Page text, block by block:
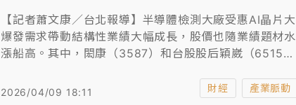
【記者蕭文康／台北報導】半導體檢測大廠受惠AI晶片大
爆發需求帶動結構性業績大幅成長，股價也隨業績題材水
漲船高。其中，閎康（3587）和台股股后穎崴（6515）
新高，第1季營收則創同期新高。
2026/04/09 18:11 財經 產業脈動